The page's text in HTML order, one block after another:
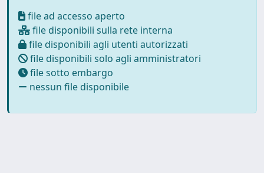
file ad accesso aperto
file disponibili sulla rete interna
file disponibili agli utenti autorizzati
file disponibili solo agli amministratori
file sotto embargo
nessun file disponibile